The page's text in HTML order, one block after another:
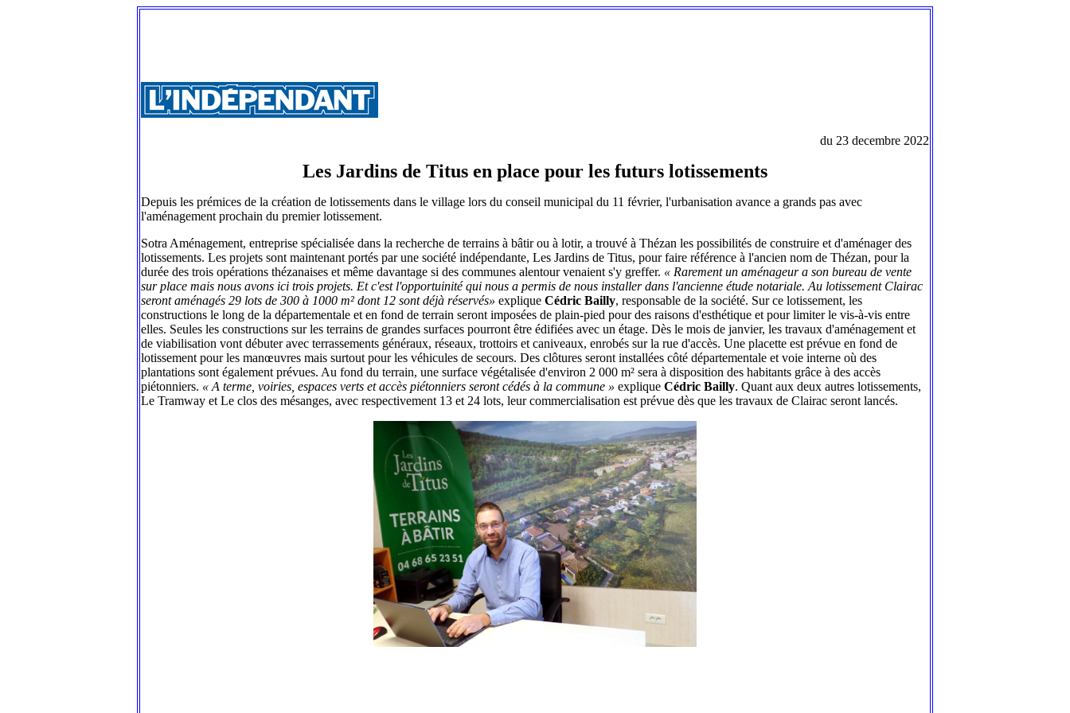
du 23 decembre 2022
Les Jardins de Titus en place pour les futurs lotissements
Depuis les prémices de la création de lotissements dans le village lors du conseil municipal du 11 février, l'urbanisation avance a grands pas avec
l'aménagement prochain du premier lotissement.
Sotra Aménagement, entreprise spécialisée dans la recherche de terrains à bâtir ou à lotir, a trouvé à Thézan les possibilités de construire et d'aménager des
lotissements. Les projets sont maintenant portés par une société indépendante, Les Jardins de Titus, pour faire référence à l'ancien nom de Thézan, pour la
durée des trois opérations thézanaises et même davantage si des communes alentour venaient s'y greffer. « Rarement un aménageur a son bureau de vente
sur place mais nous avons ici trois projets. Et c'est l'opportuinité qui nous a permis de nous installer dans l'ancienne étude notariale. Au lotissement Clairac
seront aménagés 29 lots de 300 à 1000 m² dont 12 sont déjà réservés» explique Cédric Bailly, responsable de la société. Sur ce lotissement, les
constructions le long de la départementale et en fond de terrain seront imposées de plain-pied pour des raisons d'esthétique et pour limiter le vis-à-vis entre
elles. Seules les constructions sur les terrains de grandes surfaces pourront être édifiées avec un étage. Dès le mois de janvier, les travaux d'aménagement et
de viabilisation vont débuter avec terrassements généraux, réseaux, trottoirs et caniveaux, enrobés sur la rue d'accès. Une placette est prévue en fond de
lotissement pour les manœuvres mais surtout pour les véhicules de secours. Des clôtures seront installées côté départementale et voie interne où des
plantations sont également prévues. Au fond du terrain, une surface végétalisée d'environ 2 000 m² sera à disposition des habitants grâce à des accès
piétonniers. « A terme, voiries, espaces verts et accès piétonniers seront cédés à la commune » explique Cédric Bailly. Quant aux deux autres lotissements,
Le Tramway et Le clos des mésanges, avec respectivement 13 et 24 lots, leur commercialisation est prévue dès que les travaux de Clairac seront lancés.